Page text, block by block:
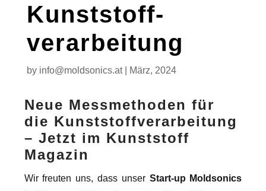
Kunststoff­
verarbeitung
by info@moldsonics.at| März, 2024
Neue Messmethoden für
die Kunststoffverarbeitung
– Jetzt im Kunststoff
Magazin
Wir freuten uns, dass unser Start-up Moldsonics